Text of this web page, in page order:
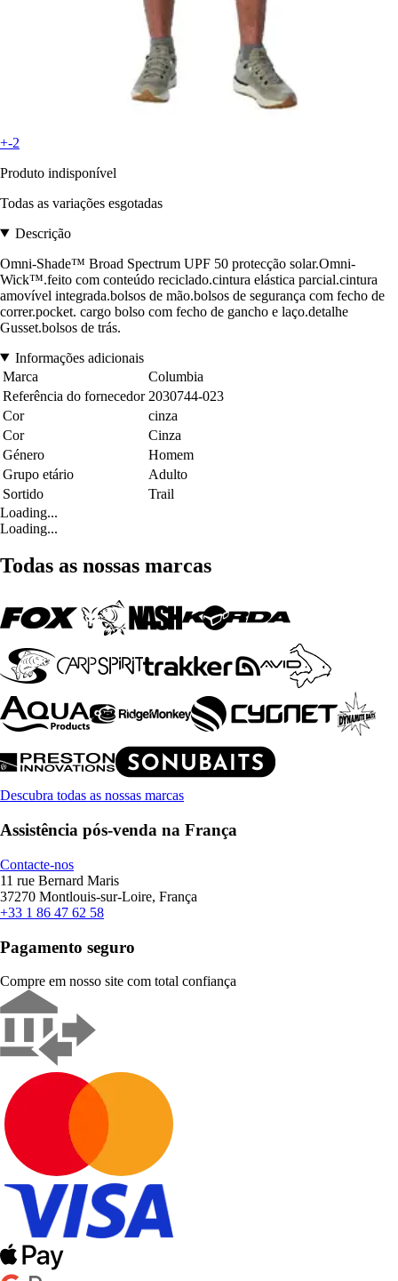
+-2
Produto indisponível
Todas as variações esgotadas
Descrição
Omni-Shade™ Broad Spectrum UPF 50 protecção solar.Omni-
Wick™.feito com conteúdo reciclado.cintura elástica parcial.cintura
amovível integrada.bolsos de mão.bolsos de segurança com fecho de
correr.pocket. cargo bolso com fecho de gancho e laço.detalhe
Gusset.bolsos de trás.
Informações adicionais
Marca
Columbia
Referência do fornecedor 2030744-023
Cor
cinza
Cor
Cinza
Género
Homem
Grupo etário
Adulto
Sortido
Trail
Loading...
Loading...
Todas as nossas marcas
Descubra todas as nossas marcas
Assistência pós-venda na França
Contacte-nos
11 rue Bernard Maris
37270 Montlouis-sur-Loire, França
+33 1 86 47 62 58
Pagamento seguro
Compre em nosso site com total confiança